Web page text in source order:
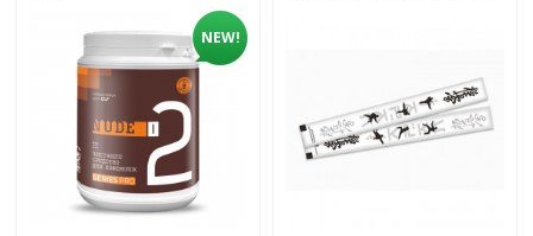
NEW!